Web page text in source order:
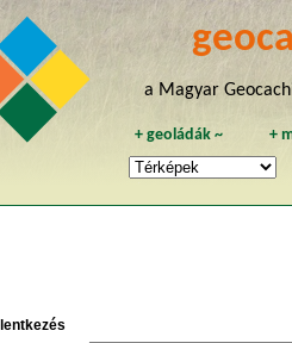
a Magyar
+geoládák ~ +